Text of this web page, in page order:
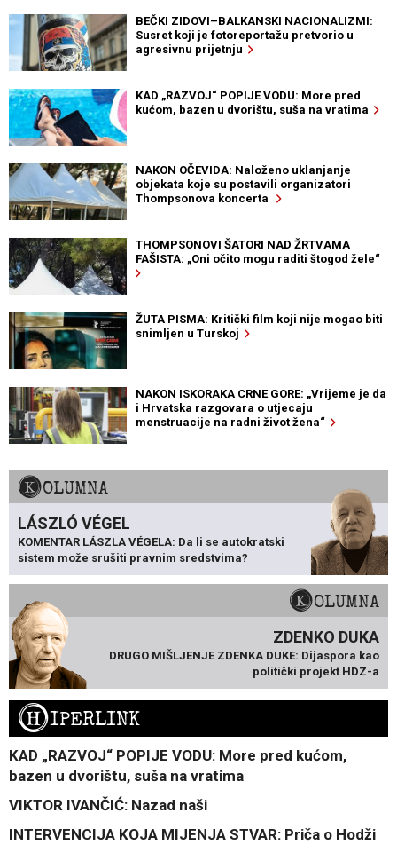
BEČKI ZIDOVI–BALKANSKI NACIONALIZMI:
Susret koji je fotoreportažu pretvorio u
agresivnu prijetnju
KAD „RAZVOJ“ POPIJE VODU: More pred
kućom, bazen u dvorištu, suša na vratima
NAKON OČEVIDA: Naloženo uklanjanje
objekata koje su postavili organizatori
Thompsonova koncerta
THOMPSONOVI ŠATORI NAD ŽRTVAMA
FAŠISTA: „Oni očito mogu raditi štogod žele“
ŽUTA PISMA: Kritički film koji nije mogao biti
snimljen u Turskoj
NAKON ISKORAKA CRNE GORE: „Vrijeme je da
i Hrvatska razgovara o utjecaju
menstruacije na radni život žena“
KOLUMNA
LÁSZLÓ VÉGEL
KOMENTAR LÁSZLA VÉGELA: Da li se autokratski
sistem može srušiti pravnim sredstvima?
KOLUMNA
ZDENKO DUKA
DRUGO MIŠLJENJE ZDENKA DUKE: Dijaspora kao
politički projekt HDZ-a
HIPERLINK
KAD „RAZVOJ“ POPIJE VODU: More pred kućom,
bazen u dvorištu, suša na vratima
VIKTOR IVANČIĆ: Nazad naši
INTERVENCIJA KOJA MIJENJA STVAR: Priča o Hodži